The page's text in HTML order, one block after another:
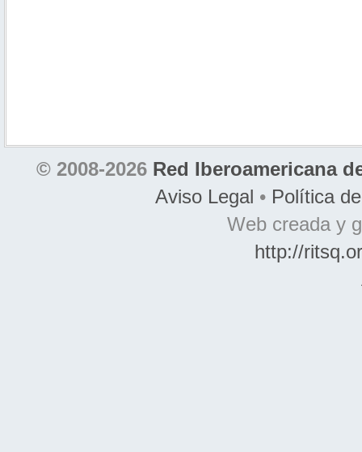
© 2008-2026 Red Iberoamericana
Aviso Legal • Política
Web creada y
http://